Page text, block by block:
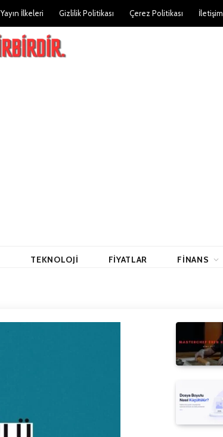
Yayın İlkeleri Gizlilik Politikası Çerez Politikası İletişim
TEKNOLOJI FIYATLAR FINANS